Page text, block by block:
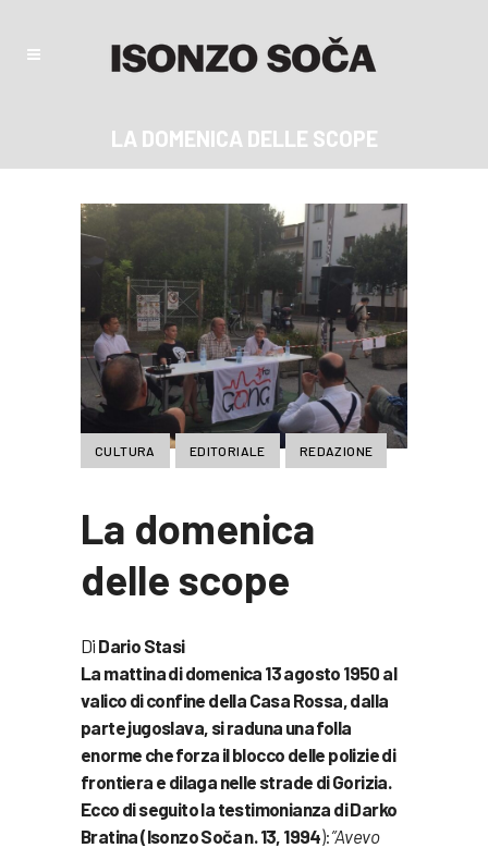
LA DOMENICA DELLE SCOPE
CULTURA EDITORIALE REDAZIONE
La domenica
delle scope
Di Dario Stasi
La mattina di domenica 13 agosto 1950 al
valico di confine della Casa Rossa, dalla
parte jugoslava, si raduna una folla
enorme che forza il blocco delle polizie di
frontiera e dilaga nelle strade di Gorizia.
Ecco di seguito la testimonianza di Darko
Bratina (Isonzo Soča n. 13, 1994):”Avevo